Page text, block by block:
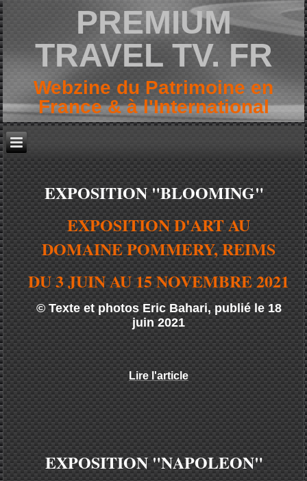
PREMIUM
TRAVEL TV. FR
Webzine du Patrimoine en
France & à l'International
EXPOSITION "BLOOMING"
EXPOSITION D'ART AU
DOMAINE POMMERY, REIMS
DU 3 JUIN AU 15 NOVEMBRE 2021
© Texte et photos Eric Bahari, publié le 18
juin 2021
Lire l'article
EXPOSITION "NAPOLEON"